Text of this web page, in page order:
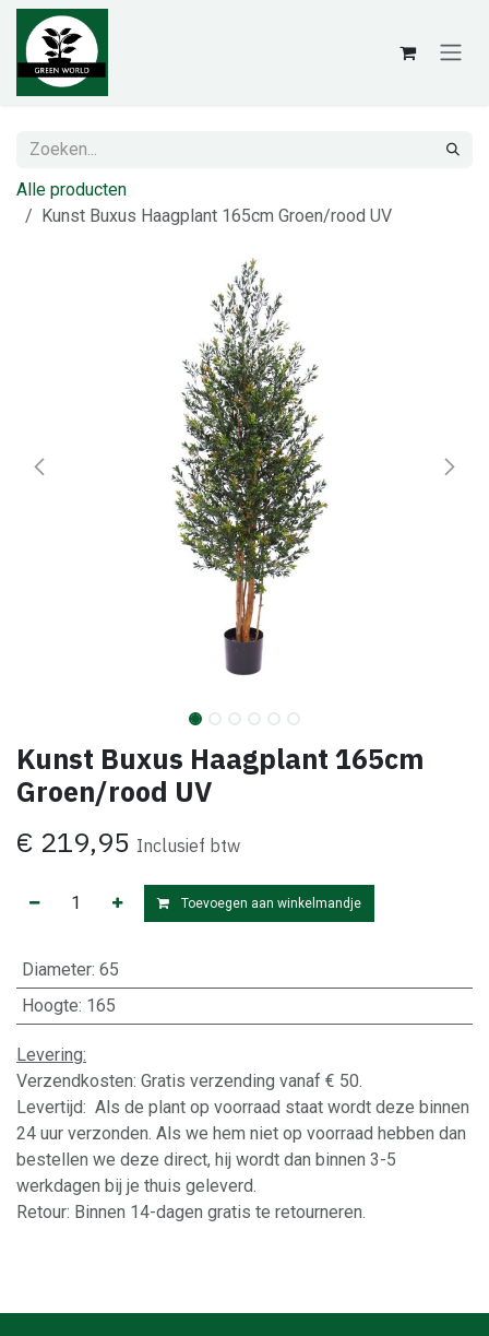
Overslaan naar inhoud
Alle producten
Kunst Buxus Haagplant 165cm Groen/rood UV
Kunst Buxus Haagplant 165cm
Groen/rood UV
€ 219,95 Inclusief btw
Toevoegen aan winkelmandje
Diameter: 65
Hoogte: 165
Levering:
Verzendkosten: Gratis verzending vanaf € 50.
Levertijd: Als de plant op voorraad staat wordt deze binnen
24 uur verzonden. Als we hem niet op voorraad hebben dan
bestellen we deze direct, hij wordt dan binnen 3-5
werkdagen bij je thuis geleverd.
Retour: Binnen 14-dagen gratis te retourneren.